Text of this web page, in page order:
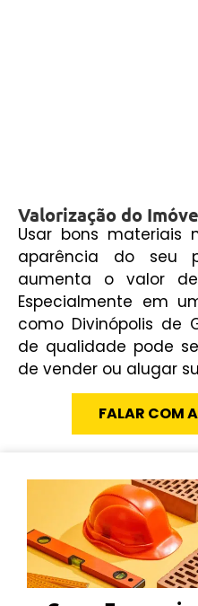
Valorização do
Usar bons materiais
aparência do seu
aumenta o valor
Especialmente em
como Divinópolis de
de qualidade pode
de vender ou alugar
FALAR COM